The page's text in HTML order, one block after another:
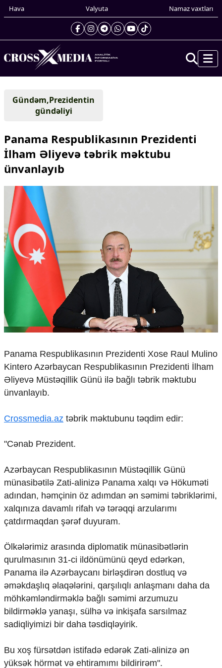
Hava Valyuta Namaz vaxtları
Gündəm
Dünya
Xarici xəbərlər
Cənubi Qafqaz
Türk Dünyası
Yaxın Şərq
Amerika
Asiya
Afrika
Çarpaz baxış
Təhlil
Siyasi
Geosiyasi
İqtisadi
Sosioloji
Araşdırma
Multimedia
Video
İnfoqrafika
Podcast
Humanitar
Mədəniyyət
Yüksəliş hekayəsi
Səhiyyə
Ailə və uşaq
Turizm
İqtisadiyyat
Energetika
Neft-qaz
Əmək və sosial siyasət
Kənd təsərrüfatı
Hərbi sənaye
Telekommunikasiya və nəqliyyat
COP29
Cəmiyyət
Crossmedia.az - 1 yaş
Siyasət
Gündəm,Prezidentin
gündəliyi
Panama Respublikasının Prezidenti
İlham Əliyevə təbrik məktubu
ünvanlayıb
Panama Respublikasının Prezidenti Xose Raul Mulino
Kintero Azərbaycan Respublikasının Prezidenti İlham
Əliyevə Müstəqillik Günü ilə bağlı təbrik məktubu
ünvanlayıb.
Crossmedia.az təbrik məktubunu təqdim edir:
"Cənab Prezident.
Azərbaycan Respublikasının Müstəqillik Günü
münasibətilə Zati-alinizə Panama xalqı və Hökuməti
adından, həmçinin öz adımdan ən səmimi təbriklərimi,
xalqınıza davamlı rifah və tərəqqi arzularımı
çatdırmaqdan şərəf duyuram.
Ölkələrimiz arasında diplomatik münasibətlərin
qurulmasının 31-ci ildönümünü qeyd edərkən,
Panama ilə Azərbaycanı birləşdirən dostluq və
əməkdaşlıq əlaqələrini, qarşılıqlı anlaşmanı daha da
möhkəmləndirməklə bağlı səmimi arzumuzu
bildirməklə yanaşı, sülhə və inkişafa sarsılmaz
sadiqliyimizi bir daha təsdiqləyirik.
Bu xoş fürsətdən istifadə edərək Zati-alinizə ən
yüksək hörmət və ehtiramımı bildirirəm".